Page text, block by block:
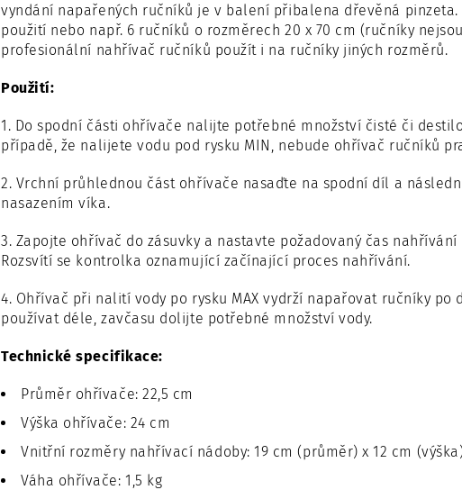
vyndání napařených ručníků je v balení přibalena dřevěná
použití nebo např. 6 ručníků o rozměrech 20 x 70 cm (ručníky
profesionální nahřívač ručníků použít i na ručníky jiných rozměrů.
Použití:
1. Do spodní části ohřívače nalijte potřebné množství čisté či
případě, že nalijete vodu pod rysku MIN, nebude ohřívač ručníků
2. Vrchní průhlednou část ohřívače nasaďte na spodní díl a
nasazením víka.
3. Zapojte ohřívač do zásuvky a nastavte požadovaný čas
Rozsvítí se kontrolka oznamující začínající proces nahřívání.
4. Ohřívač při nalití vody po rysku MAX vydrží napařovat ručníky
používat déle, zavčasu dolijte potřebné množství vody.
Technické specifikace:
Průměr ohřívače: 22,5 cm
Výška ohřívače: 24 cm
Vnitřní rozměry nahřívací nádoby: 19 cm (průměr) x 12 cm
Váha ohřívače: 1,5 kg